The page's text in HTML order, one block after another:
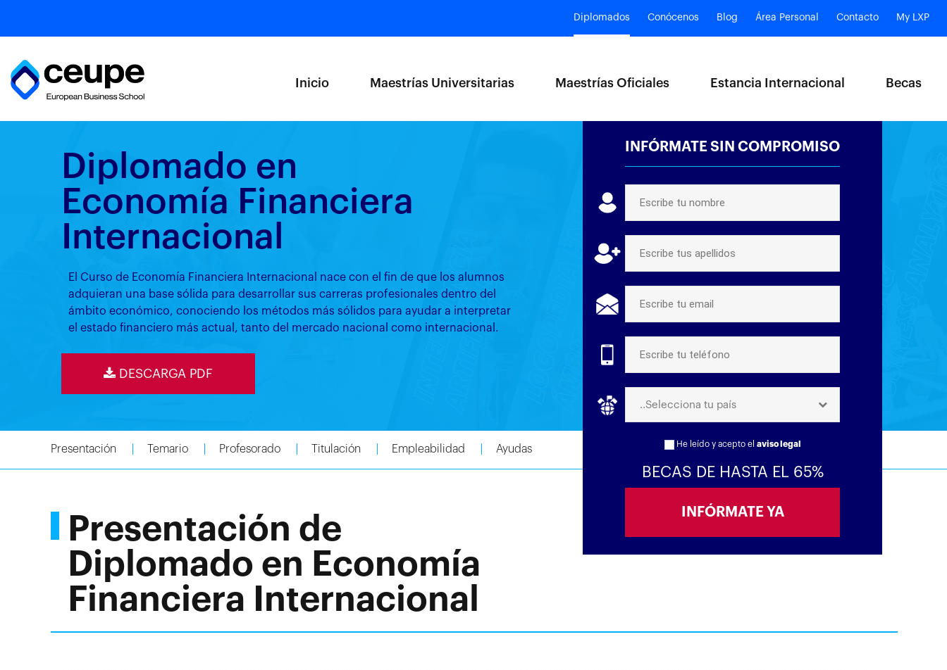
Diplomados Conócenos Blog Área Personal Contacto My LXP
Inicio Maestrías Universitarias Maestrías Oficiales Estancia Internacional Becas
Diplomado en
Economía Financiera
Internacional
El Curso de Economía Financiera Internacional nace con el fin de que los alumnos
adquieran una base sólida para desarrollar sus carreras profesionales dentro del
ámbito económico, conociendo los métodos más sólidos para ayudar a interpretar
el estado financiero más actual, tanto del mercado nacional como internacional.
DESCARGA PDF
INFÓRMATE SIN COMPROMISO
..Selecciona tu país
He leído y acepto el aviso legal
BECAS DE HASTA EL 65%
Presentación Temario Profesorado Titulación Empleabilidad Ayudas
Presentación de
Diplomado en Economía
Financiera Internacional